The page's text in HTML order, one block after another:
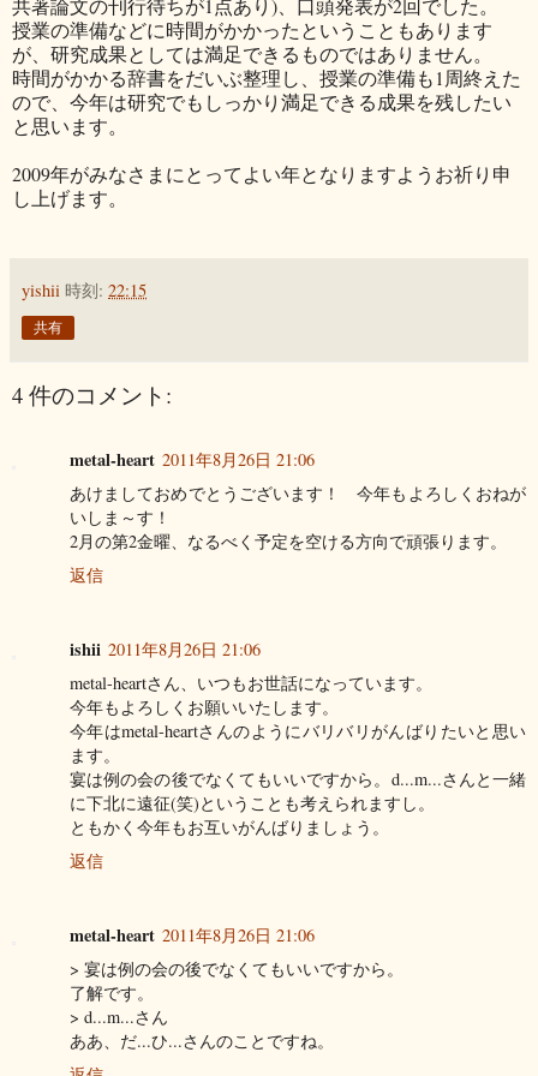
共著論文の刊行待ちが1点あり)、口頭発表が2回でした。
授業の準備などに時間がかかったということもあります
が、研究成果としては満足できるものではありません。
時間がかかる辞書をだいぶ整理し、授業の準備も1周終えた
ので、今年は研究でもしっかり満足できる成果を残したい
と思います。
2009年がみなさまにとってよい年となりますようお祈り申
し上げます。
yishii 時刻: 22:15
共有
4 件のコメント:
metal-heart 2011年8月26日 21:06
あけましておめでとうございます！ 今年もよろしくおねが
いしま～す！
2月の第2金曜、なるべく予定を空ける方向で頑張ります。
返信
ishii 2011年8月26日 21:06
metal-heartさん、いつもお世話になっています。
今年もよろしくお願いいたします。
今年はmetal-heartさんのようにバリバリがんばりたいと思い
ます。
宴は例の会の後でなくてもいいですから。d...m...さんと一緒
に下北に遠征(笑)ということも考えられますし。
ともかく今年もお互いがんばりましょう。
返信
metal-heart 2011年8月26日 21:06
> 宴は例の会の後でなくてもいいですから。
了解です。
> d...m...さん
ああ、だ...ひ...さんのことですね。